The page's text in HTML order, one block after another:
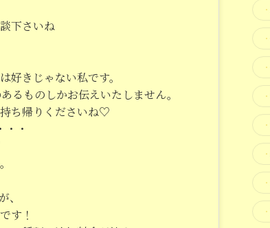
下さいね
好きじゃない私です。
るものしかお伝えいたしません。
ち帰りくださいね♡
・
す！
・
・
・
・
・
・
・
・